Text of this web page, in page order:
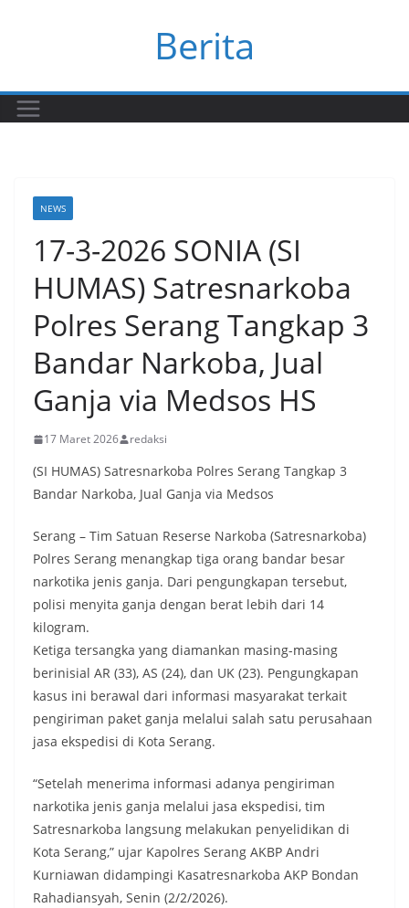
Berita
NEWS
17-3-2026 SONIA (SI
HUMAS) Satresnarkoba
Polres Serang Tangkap 3
Bandar Narkoba, Jual
Ganja via Medsos HS
17 Maret 2026 redaksi
(SI HUMAS) Satresnarkoba Polres Serang Tangkap 3
Bandar Narkoba, Jual Ganja via Medsos
Serang – Tim Satuan Reserse Narkoba (Satresnarkoba)
Polres Serang menangkap tiga orang bandar besar
narkotika jenis ganja. Dari pengungkapan tersebut,
polisi menyita ganja dengan berat lebih dari 14
kilogram.
Ketiga tersangka yang diamankan masing-masing
berinisial AR (33), AS (24), dan UK (23). Pengungkapan
kasus ini berawal dari informasi masyarakat terkait
pengiriman paket ganja melalui salah satu perusahaan
jasa ekspedisi di Kota Serang.
“Setelah menerima informasi adanya pengiriman
narkotika jenis ganja melalui jasa ekspedisi, tim
Satresnarkoba langsung melakukan penyelidikan di
Kota Serang,” ujar Kapolres Serang AKBP Andri
Kurniawan didampingi Kasatresnarkoba AKP Bondan
Rahadiansyah, Senin (2/2/2026).